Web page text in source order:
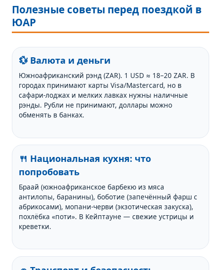
Полезные советы перед поездкой в
ЮАР
💱 Валюта и деньги
Южноафриканский рэнд (ZAR). 1 USD ≈ 18–20 ZAR. В
городах принимают карты Visa/Mastercard, но в
сафари-лоджах и мелких лавках нужны наличные
рэнды. Рубли не принимают, доллары можно
обменять в банках.
🍴 Национальная кухня: что
попробовать
Браай (южноафриканское барбекю из мяса
антилопы, баранины), боботие (запечённый фарш с
абрикосами), мопани-черви (экзотическая закуска),
похлёбка «поти». В Кейптауне — свежие устрицы и
креветки.